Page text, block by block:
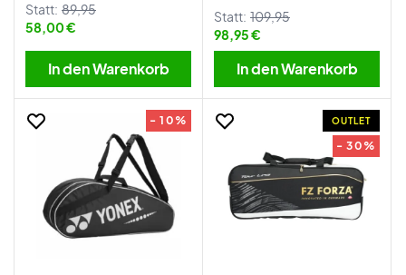
Statt: 89,95
58,00 €
In den Warenkorb
Statt: 109,95
98,95 €
In den Warenkorb
- 10% OUTLET
- 30%